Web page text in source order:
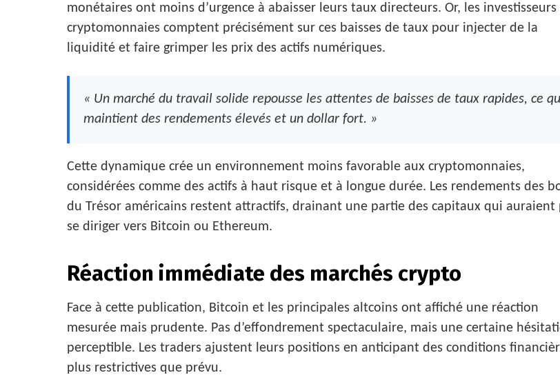
monétaires ont moins d’urgence à abaisser leurs taux directeurs. Or, les investisseurs
cryptomonnaies comptent précisément sur ces baisses de taux pour injecter de la
liquidité et faire grimper les prix des actifs numériques.
« Un marché du travail solide repousse les attentes de baisses de taux rapides, ce
maintient des rendements élevés et un dollar fort. »
Cette dynamique crée un environnement moins favorable aux cryptomonnaies,
considérées comme des actifs à haut risque et à longue durée. Les rendements des
du Trésor américains restent attractifs, drainant une partie des capitaux qui auraient
se diriger vers Bitcoin ou Ethereum.
Réaction immédiate des marchés crypto
Face à cette publication, Bitcoin et les principales altcoins ont affiché une réaction
mesurée mais prudente. Pas d’effondrement spectaculaire, mais une certaine
perceptible. Les traders ajustent leurs positions en anticipant des conditions
plus restrictives que prévu.